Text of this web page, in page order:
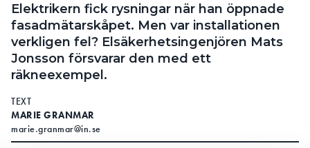
Elektrikern fick rysningar när han öppnade
fasadmätarskåpet. Men var installationen
verkligen fel? Elsäkerhetsingenjören Mats
Jonsson försvarar den med ett
räkneexempel.
TEXT
MARIE GRANMAR
marie.granmar@in.se